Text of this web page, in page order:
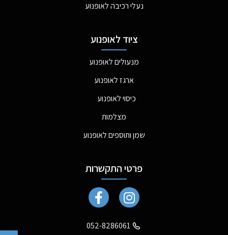
נעלי רכיבה לאופנוע
ציוד לאופנוע
מנעולים לאופנוע
ארגז לאופנוע
כיסוי לאופנוע
מצלמות
שמן ותוספים לאופנוע
פרטי התקשרות
052-8286061